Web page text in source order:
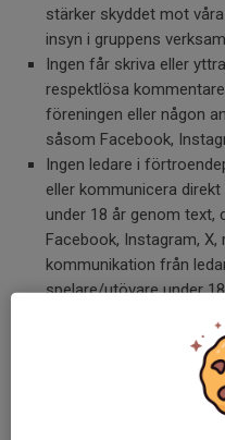
stärker skyddet mot
insyn i gruppens
Ingen får skriva eller
respektlösa
föreningen eller någon
såsom Facebook,
Ingen ledare i
eller kommunicera
under 18 år genom text,
Facebook, Instagram, X,
kommunikation från
spelare/utövare under
Vår målsättning är att
introduceras och
värdegrund och policy.
och förhindra att